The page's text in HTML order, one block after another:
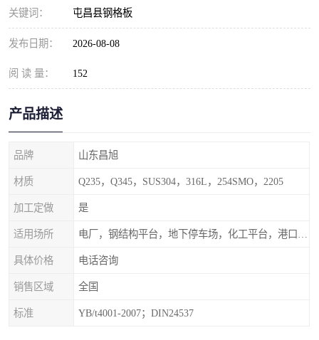
关键词： 屯昌县钢格板
发布日期： 2026-08-08
阅 读 量： 152
产品描述
品牌 山东昌旭
材质 Q235，Q345，SUS304，316L，254SMO，2205
加工定做 是
适用场所
具体价格 电话咨询
销售区域 全国
标准 YB/t4001-2007；DIN24537